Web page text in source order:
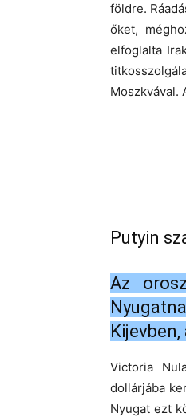
földre.
őket,
elfoglalta
Moszkvával.
Putyin
Az
Victoria
dollárjába
Nyugat ezt